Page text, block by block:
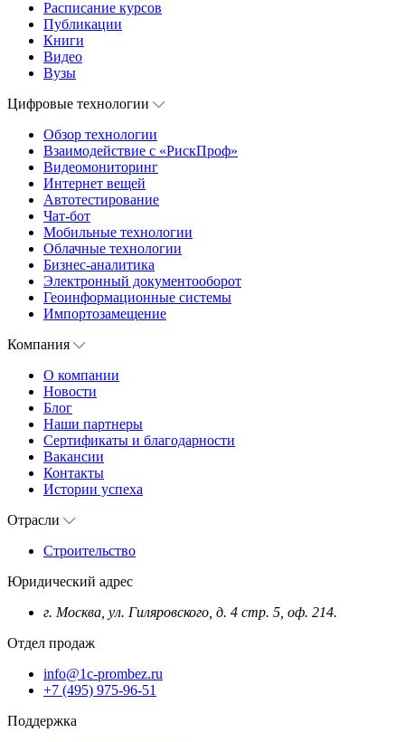
Расписание курсов
Публикации
Книги
Видео
Вузы
Цифровые технологии
Обзор технологии
Взаимодействие с «РискПроф»
Видеомониторинг
Интернет вещей
Автотестирование
Чат-бот
Мобильные технологии
Облачные технологии
Бизнес-аналитика
Электронный документооборот
Геоинформационные системы
Импортозамещение
Компания
О компании
Новости
Блог
Наши партнеры
Сертификаты и благодарности
Вакансии
Контакты
Истории успеха
Отрасли
Строительство
Юридический адрес
г. Москва, ул. Гиляровского, д. 4 стр. 5, оф. 214.
Отдел продаж
info@1c-prombez.ru
+7 (495) 975-96-51
Поддержка